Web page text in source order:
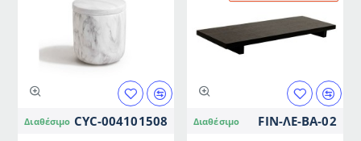
χρώμα
ξυ΄λου
διαστάσεων
19x12x2cm
Διαθέσιμο CYC-004101508 Διαθέσιμο FIN-ΛΕ-ΒΑ-02